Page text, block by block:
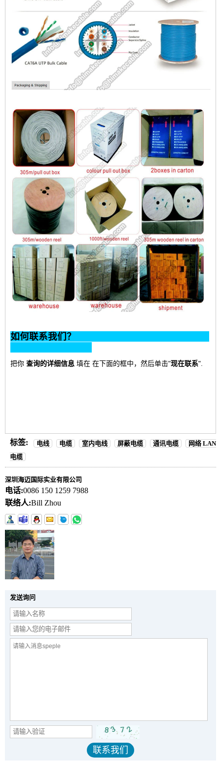
如何联系我们？
把你 查询的详细信息 填在 在下面的框中， 然后单击"现在联系".
标签: 电线 电缆 室内电线 屏蔽电缆 通讯电缆
网络 LAN
电缆
深圳海迈国际实业有限公司
电话:0086 150 1259 7988
联络人:Bill Zhou
发送询问